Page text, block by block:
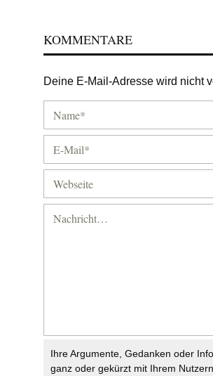
KOMMENTARE
Deine E-Mail-Adresse wird nicht
Ihre Argumente, Gedanken oder
ganz oder gekürzt mit Ihrem